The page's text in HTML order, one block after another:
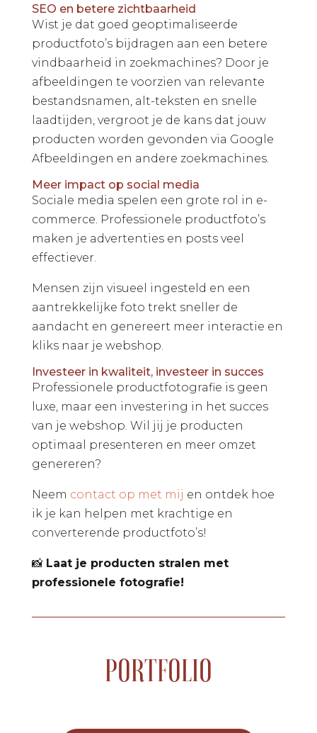
SEO en betere zichtbaarheid
Wist je dat goed geoptimaliseerde
productfoto’s bijdragen aan een betere
vindbaarheid in zoekmachines? Door je
afbeeldingen te voorzien van relevante
bestandsnamen, alt-teksten en snelle
laadtijden, vergroot je de kans dat jouw
producten worden gevonden via Google
Afbeeldingen en andere zoekmachines.
Meer impact op social media
Sociale media spelen een grote rol in e-
commerce. Professionele productfoto’s
maken je advertenties en posts veel
effectiever.
Mensen zijn visueel ingesteld en een
aantrekkelijke foto trekt sneller de
aandacht en genereert meer interactie en
kliks naar je webshop.
Investeer in kwaliteit, investeer in succes
Professionele productfotografie is geen
luxe, maar een investering in het succes
van je webshop. Wil jij je producten
optimaal presenteren en meer omzet
genereren?
Neem contact op met mij en ontdek hoe
ik je kan helpen met krachtige en
converterende productfoto’s!
📸 Laat je producten stralen met
professionele fotografie!
PORTFOLIO